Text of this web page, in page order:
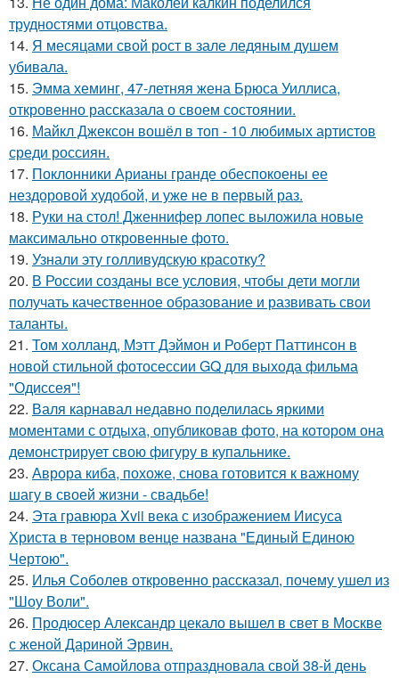
трудностями отцовства.
14. Я месяцами свой рост в зале ледяным душем
убивала.
15. Эмма хеминг, 47-летняя жена Брюса Уиллиса,
откровенно рассказала о своем состоянии.
16. Майкл Джексон вошёл в топ - 10 любимых артистов
среди россиян.
17. Поклонники Арианы гранде обеспокоены ее
нездоровой худобой, и уже не в первый раз.
18. Руки на стол! Дженнифер лопес выложила новые
максимально откровенные фото.
19. Узнали эту голливудскую красотку?
20. В России созданы все условия, чтобы дети могли
получать качественное образование и развивать свои
таланты.
21. Том холланд, Мэтт Дэймон и Роберт Паттинсон в
новой стильной фотосессии GQ для выхода фильма
"Одиссея"!
22. Валя карнавал недавно поделилась яркими
моментами с отдыха, опубликовав фото, на котором она
демонстрирует свою фигуру в купальнике.
23. Аврора киба, похоже, снова готовится к важному
шагу в своей жизни - свадьбе!
24. Эта гравюра Xvii века с изображением Иисуса
Христа в терновом венце названа "Единый Единою
Чертою".
25. Илья Соболев откровенно рассказал, почему ушел из
"Шоу Воли".
26. Продюсер Александр цекало вышел в свет в Москве
с женой Дариной Эрвин.
27. Оксана Самойлова отпраздновала свой 38-й день